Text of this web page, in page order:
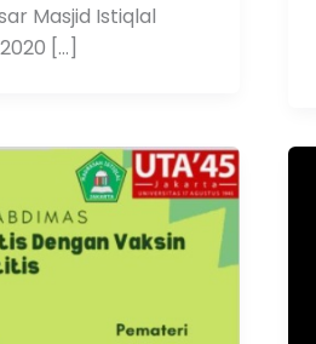
Masjid Istiqlal
[…]